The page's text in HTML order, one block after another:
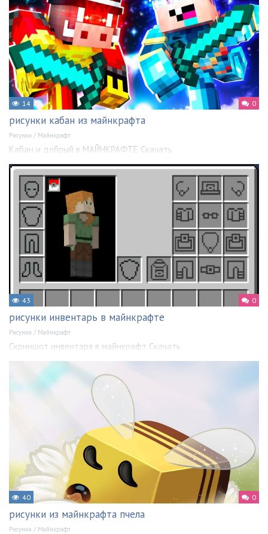
14 0
рисунки кабан из майнкрафта
Рисунки / Майнкрафт
Кабан и добрый в МАЙНКРАФТЕ Скачать
43 0
рисунки инвентарь в майнкрафте
Рисунки / Майнкрафт
Скриншот инвентаря в майнкрафт Скачать
40 0
рисунки из майнкрафта пчела
Рисунки / Майнкрафт